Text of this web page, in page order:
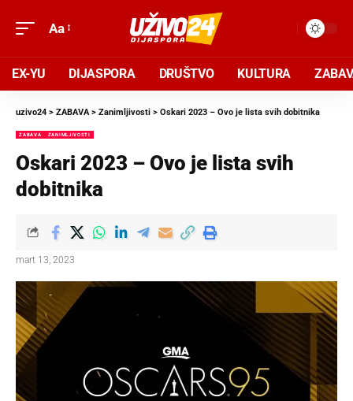
Aa
EX-YU DIJASPORA DRUŠTVO KULTURA
uzivo24 > ZABAVA> Zanimljivosti > Oskari 2023 – Ovo je lista svih dobitnika
ZABAVA ZANIMLJIVOSTI
Oskari 2023 – Ovo je lista svih
dobitnika
mart 13, 2023